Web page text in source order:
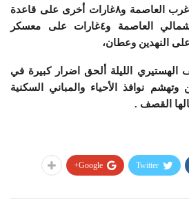
القوات الخاصة بالصباحة غرب العاصمة و٨غارات أخرى على قاعدة
الديلمي ومطار صنعاء شمالي العاصمة و٤غارات على معسكر
الليلة ألحق اضرار كبيرة في
نوافذ الأحياء والمباني السكنية
القصف .
Twitter
Google+